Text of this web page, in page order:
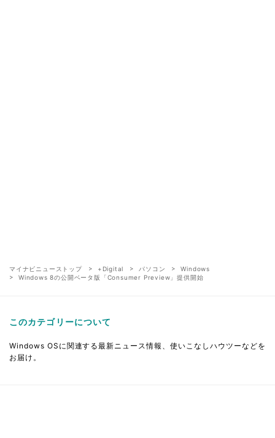
マイナビニューストップ +Digital パソコン
Windows
Windows 8の公開ベータ版「Consumer Preview」提供開始
このカテゴリーについて
Windows OSに関連する最新ニュース情報、使いこなしハウツーなどを
お届け。